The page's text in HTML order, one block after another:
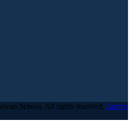
School, All rights reserved. Admin